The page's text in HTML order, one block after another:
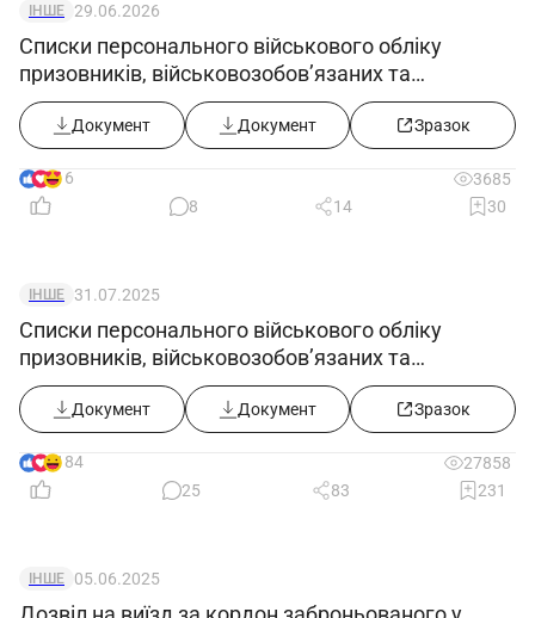
ІНШЕ 29.06.2026
Списки персонального військового обліку
призовників, військовозобов’язаних та
резервістів ((додаток 5) в редакції постанови
КМУ від 10.06.2026 №812)
Документ Документ Зразок
16
3685
8
14 30
ІНШЕ 31.07.2025
Списки персонального військового обліку
призовників, військовозобов’язаних та
резервістів ((додаток 5) в редакції постанови
КМУ від 30.07.2025 №916))
Документ Документ Зразок
184
27858
25
83 231
ІНШЕ 05.06.2025